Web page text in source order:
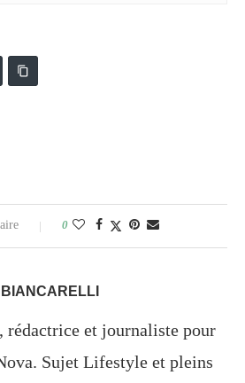
0
BIANCARELLI
rédactrice et journaliste pour
Sujet Lifestyle et pleins